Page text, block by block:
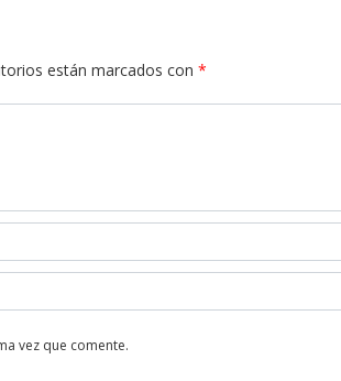
están marcados con *
vez que comente.